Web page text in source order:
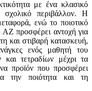
με ένα κλασικό
περιβάλλον. Η
ενώ το ποιοτικό
AZ προσφέρει αντοχή για
και στιβαρή κατασκευή,
ενός μαθητή του
τετραδίων μέχρι τα
προϊόν που προσφέρει
την ποιότητα και τη